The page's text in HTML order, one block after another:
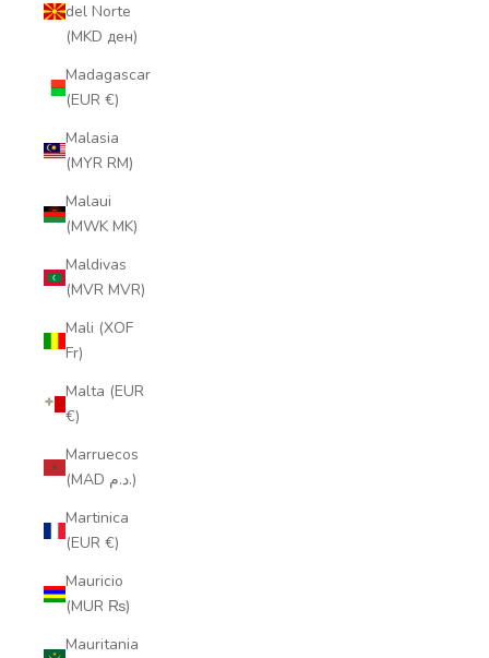
del Norte
(MKD ден)
Madagascar
(EUR €)
Malasia
(MYR RM)
Malaui
(MWK MK)
Maldivas
(MVR MVR)
Mali (XOF
Fr)
Malta (EUR
€)
Marruecos
(MAD د.م.)
Martinica
(EUR €)
Mauricio
(MUR ₨)
Mauritania